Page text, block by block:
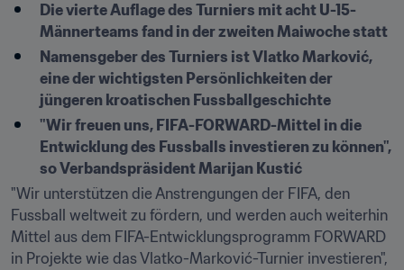
Die vierte Auflage des Turniers mit acht U-15-
Männerteams fand in der zweiten Maiwoche statt
Namensgeber des Turniers ist Vlatko Marković,
eine der wichtigsten Persönlichkeiten der
jüngeren kroatischen Fussballgeschichte
"Wir freuen uns, FIFA-FORWARD-Mittel in die
Entwicklung des Fussballs investieren zu können",
so Verbandspräsident Marijan Kustić
"Wir unterstützen die Anstrengungen der FIFA, den
Fussball weltweit zu fördern, und werden auch weiterhin
Mittel aus dem FIFA-Entwicklungsprogramm FORWARD
in Projekte wie das Vlatko-Marković-Turnier investieren",